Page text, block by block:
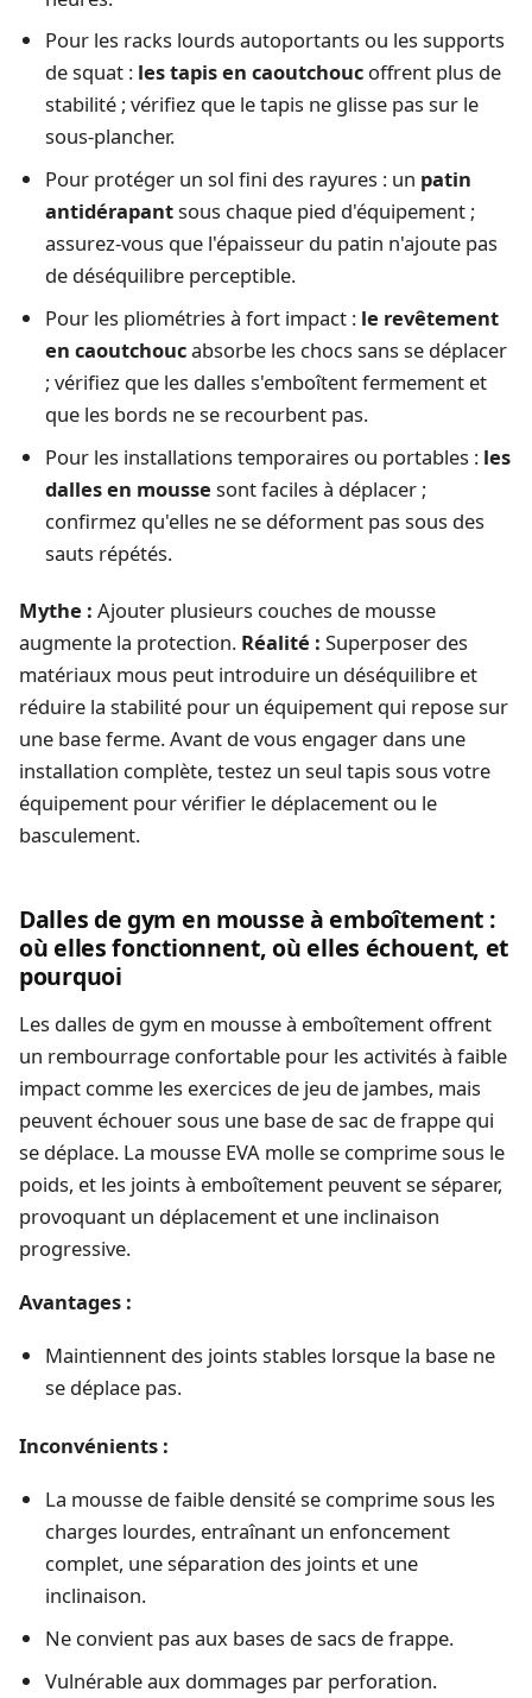
Pour les racks lourds autoportants ou les supports
de squat : les tapis en caoutchoucoffrent plus de
stabilité ; vérifiez que le tapis ne glisse pas sur le
sous-plancher.
Pour protéger un sol fini des rayures : un patin
antidérapantsous chaque pied d'équipement ;
assurez-vous que l'épaisseur du patin n'ajoute pas
de déséquilibre perceptible.
Pour les pliométries à fort impact : le revêtement
en caoutchoucabsorbe les chocs sans se déplacer
; vérifiez que les dalles s'emboîtent fermement et
que les bords ne se recourbent pas.
Pour les installations temporaires ou portables : les
dalles en mousse sont faciles à déplacer ;
confirmez qu'elles ne se déforment pas sous des
sauts répétés.
Mythe : Ajouter plusieurs couches de mousse
augmente la protection. Réalité : Superposer des
matériaux mous peut introduire un déséquilibre et
réduire la stabilité pour un équipement qui repose sur
une base ferme. Avant de vous engager dans une
installation complète, testez un seul tapis sous votre
équipement pour vérifier le déplacement ou le
basculement.
Dalles de gym en mousse à emboîtement :
où elles fonctionnent, où elles échouent, et
pourquoi
Les dalles de gym en mousse à emboîtement offrent
un rembourrage confortable pour les activités à faible
impact comme les exercices de jeu de jambes, mais
peuvent échouer sous une base de sac de frappe qui
se déplace. La mousse EVA molle se comprime sous le
poids, et les joints à emboîtement peuvent se séparer,
provoquant un déplacement et une inclinaison
progressive.
Avantages :
Maintiennent des joints stables lorsque la base ne
se déplace pas.
Inconvénients :
La mousse de faible densité se comprime sous les
charges lourdes, entraînant un enfoncement
complet, une séparation des joints et une
inclinaison.
Ne convient pas aux bases de sacs de frappe.
Vulnérable aux dommages par perforation.